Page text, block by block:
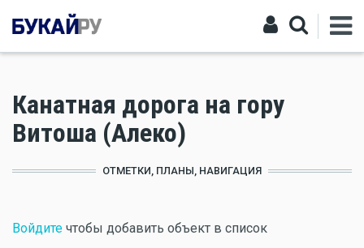
Канатная дорога на гору
Витоша (Алеко)
ОТМЕТКИ, ПЛАНЫ, НАВИГАЦИЯ
Войдите чтобы добавить объект в список